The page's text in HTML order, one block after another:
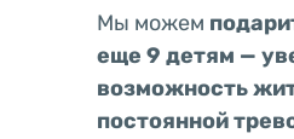
Мы можем
еще 9 детям —
возможность
постоянной